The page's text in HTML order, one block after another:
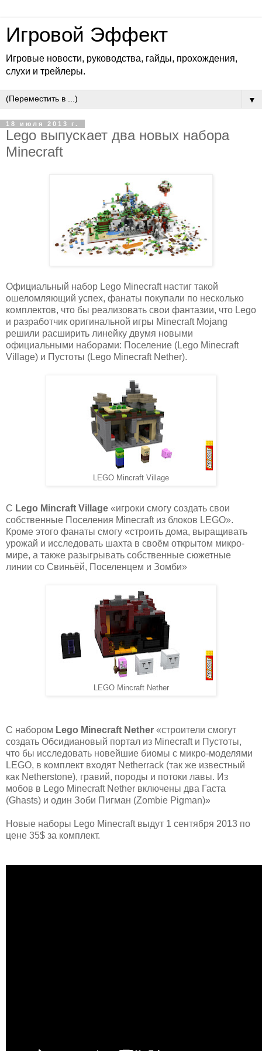
Игровой Эффект
Игровые новости, руководства, гайды, прохождения,
слухи и трейлеры.
▼
18 июля 2013 г.
Lego выпускает два новых набора
Minecraft
Официальный набор Lego Minecraft настиг такой
ошеломляющий успех, фанаты покупали по несколько
комплектов, что бы реализовать свои фантазии, что Lego
и разработчик оригинальной игры Minecraft Mojang
решили расширить линейку двумя новыми
официальными наборами: Поселение (Lego Minecraft
Village) и Пустоты (Lego Minecraft Nether).
LEGO Mincraft Village
С Lego Mincraft Village «игроки смогу создать свои
собственные Поселения Minecraft из блоков LEGO».
Кроме этого фанаты смогу «строить дома, выращивать
урожай и исследовать шахта в своём открытом микро-
мире, а также разыгрывать собственные сюжетные
линии со Свиньёй, Поселенцем и Зомби»
LEGO Mincraft Nether
С набором Lego Minecraft Nether «строители смогут
создать Обсидиановый портал из Minecraft и Пустоты,
что бы исследовать новейшие биомы с микро-моделями
LEGO, в комплект входят Netherrack (так же известный
как Netherstone), гравий, породы и потоки лавы. Из
мобов в Lego Minecraft Nether включены два Гаста
(Ghasts) и один Зоби Пигман (Zombie Pigman)»
Новые наборы Lego Minecraft выдут 1 сентября 2013 по
цене 35$ за комплект.